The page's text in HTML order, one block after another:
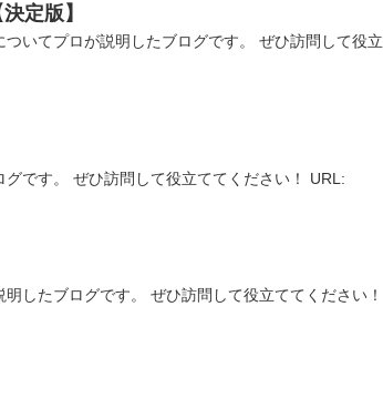
定版】
いてプロが説明したブログです。 ぜひ訪問して役立
グです。 ぜひ訪問して役立ててください！ URL:
したブログです。 ぜひ訪問して役立ててください！